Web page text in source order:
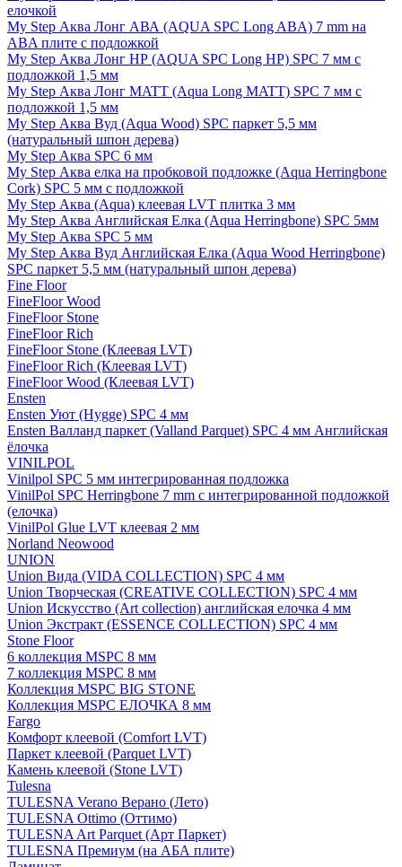
елочкой
My Step Аква Лонг АВА (AQUA SPC Long ABA) 7 mm на
ABA плите с подложкой
My Step Аква Лонг НР (AQUA SPC Long HP) SPC 7 мм с
подложкой 1,5 мм
My Step Аква Лонг MATT (Aqua Long MATT) SPC 7 мм с
подложкой 1,5 мм
My Step Аква Вуд (Aqua Wood) SPC паркет 5,5 мм
(натуральный шпон дерева)
My Step Аква SPC 6 мм
My Step Аква елка на пробковой подложке (Aqua Herringbone
Cork) SPC 5 мм с подложкой
My Step Аква (Aqua) клеевая LVT плитка 3 мм
My Step Аква Английская Елка (Aqua Herringbone) SPC 5мм
My Step Аква SPC 5 мм
My Step Аква Вуд Английская Елка (Aqua Wood Herringbone)
SPC паркет 5,5 мм (натуральный шпон дерева)
Fine Floor
FineFloor Wood
FineFloor Stone
FineFloor Rich
FineFloor Stone (Клеевая LVT)
FineFloor Rich (Клеевая LVT)
FineFloor Wood (Клеевая LVT)
Ensten
Ensten Уют (Hygge) SPC 4 мм
Ensten Валланд паркет (Valland Parquet) SPC 4 мм Английская
ёлочка
VINILPOL
Vinilpol SPC 5 мм интегрированная подложка
VinilPol SPC Herringbone 7 mm с интегрированной подложкой
(елочка)
VinilPol Glue LVT клеевая 2 мм
Norland Neowood
UNION
Union Вида (VIDA COLLECTION) SPC 4 мм
Union Творческая (CREATIVE COLLECTION) SPC 4 мм
Union Искусство (Art collection) английская елочка 4 мм
Union Экстракт (ESSENCE COLLECTION) SPC 4 мм
Stone Floor
6 коллекция MSPC 8 мм
7 коллекция MSPC 8 мм
Коллекция MSPC BIG STONE
Коллекция MSPC ЕЛОЧКА 8 мм
Fargo
Комфорт клеевой (Comfort LVT)
Паркет клеевой (Parquet LVT)
Камень клеевой (Stone LVT)
Tulesna
TULESNA Verano Верано (Лето)
TULESNA Ottimo (Оттимо)
TULESNA Art Parquet (Арт Паркет)
TULESNA Премиум (на АБА плите)